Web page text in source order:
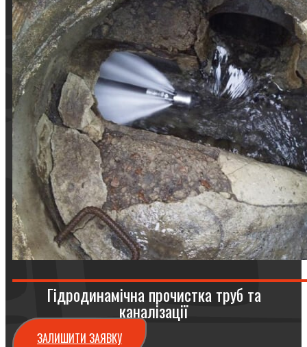
Гідродинамічна прочистка труб та
каналізації
ЗАЛИШИТИ ЗАЯВКУ